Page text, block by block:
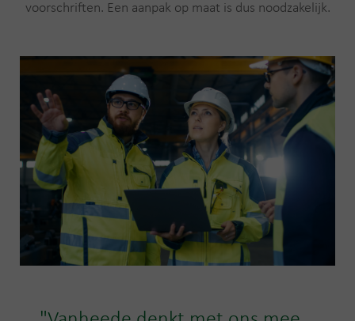
voorschriften. Een aanpak op maat is dus noodzakelijk.